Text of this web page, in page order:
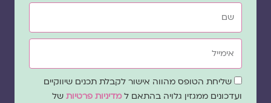
שם
אימייל
שדהשליחת הטופס מהווה אישור לקבלת תכנים שיווקיים
ועדכונים ממגזין גלויה בהתאם ל מדיניות פרטיותשל